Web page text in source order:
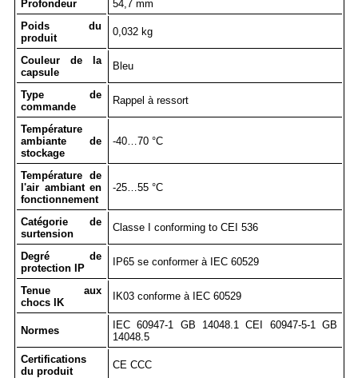
Profondeur
54,7 mm
Poids du
produit
0,032 kg
Couleur de la
capsule
Bleu
Type de
commande
Rappel à ressort
Température
ambiante de
stockage
-40…70 °C
Température de
l'air ambiant en
fonctionnement
-25…55 °C
Catégorie de
surtension
Classe I conforming to CEI 536
Degré de
protection IP
IP65 se conformer à IEC 60529
Tenue aux
chocs IK
IK03 conforme à IEC 60529
Normes
IEC 60947-1 GB 14048.1 CEI 60947-5-1 GB
14048.5
Certifications
du produit
CE CCC